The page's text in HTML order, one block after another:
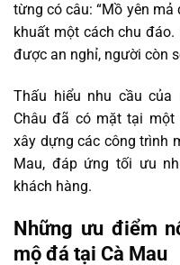
từng có câu: “Mồ yên
khuất một cách chu
được an nghỉ, người còn
Thấu hiểu nhu cầu
Châu đã có mặt tại
xây dựng các công trình
Mau, đáp ứng tối ưu
khách hàng.
Những ưu điểm
mộ đá tại Cà Mau